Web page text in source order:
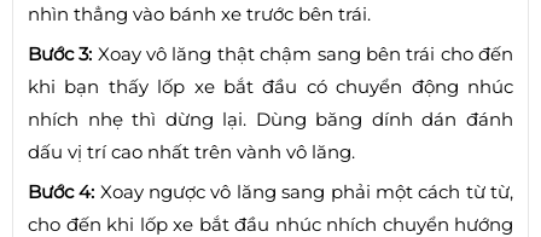
nhìn thẳng vào bánh xe trước bên trái.
Bước 3: Xoay vô lăng thật chậm sang bên trái cho đến
khi bạn thấy lốp xe bắt đầu có chuyển động nhúc
nhích nhẹ thì dừng lại. Dùng băng dính dán đánh
dấu vị trí cao nhất trên vành vô lăng.
Bước 4: Xoay ngược vô lăng sang phải một cách từ từ,
cho đến khi lốp xe bắt đầu nhúc nhích chuyển hướng